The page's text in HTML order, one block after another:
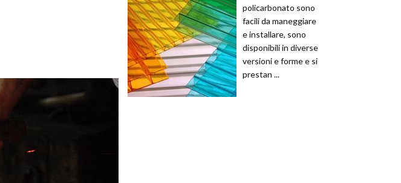
policarbonato sono
facili da maneggiare
e installare, sono
disponibili in diverse
versioni e forme e si
prestan ...